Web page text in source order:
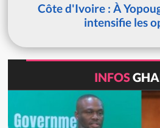
Côte d'Ivoire : À
intensifie les
INFOS